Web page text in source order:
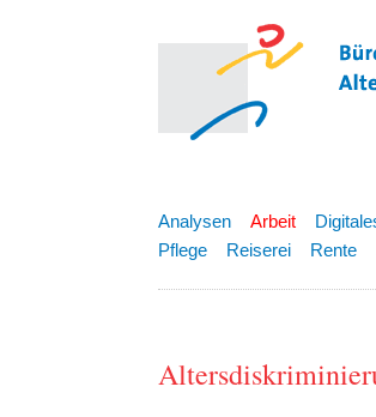
Analysen Arbeit
Pflege
Reiserei Rente